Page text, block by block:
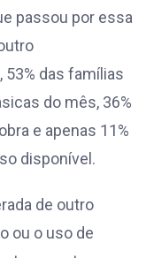
passou por essa
das famílias
do mês, 36%
e apenas 11%
disponível.
de outro
ou o uso de